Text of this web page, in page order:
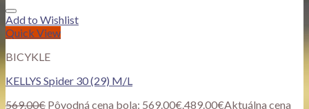
Add to Wishlist
Quick View
BICYKLE
KELLYS Spider 30 (29) M/L
569.00€ Pôvodná cena bola: 569.00€. 489.00€Aktuálna cena